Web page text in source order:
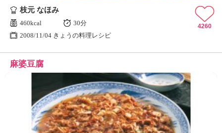
枝元 なほみ
460kcal
30分
2008/11/04 きょうの料理レシピ
4260
麻婆豆腐